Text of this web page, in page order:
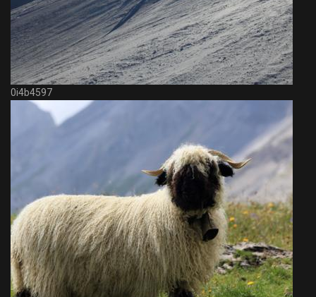
0i4b4597